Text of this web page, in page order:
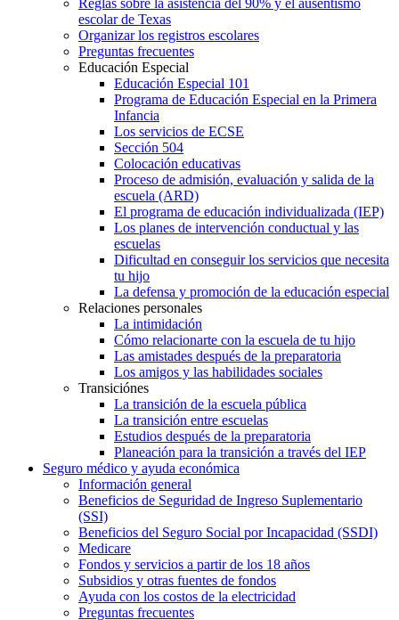
escolar de Texas
Organizar los registros escolares
Preguntas frecuentes
Educación Especial
Educación Especial 101
Programa de Educación Especial en la Primera
Infancia
Los servicios de ECSE
Sección 504
Colocación educativas
Proceso de admisión, evaluación y salida de la
escuela (ARD)
El programa de educación individualizada (IEP)
Los planes de intervención conductual y las
escuelas
Dificultad en conseguir los servicios que necesita
tu hijo
La defensa y promoción de la educación especial
Relaciones personales
La intimidación
Cómo relacionarte con la escuela de tu hijo
Las amistades después de la preparatoria
Los amigos y las habilidades sociales
Transiciónes
La transición de la escuela pública
La transición entre escuelas
Estudios después de la preparatoria
Planeación para la transición a través del IEP
Seguro médico y ayuda económica
Información general
Beneficios de Seguridad de Ingreso Suplementario
(SSI)
Beneficios del Seguro Social por Incapacidad (SSDI)
Medicare
Fondos y servicios a partir de los 18 años
Subsidios y otras fuentes de fondos
Ayuda con los costos de la electricidad
Preguntas frecuentes